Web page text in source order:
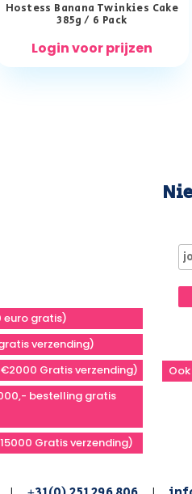
Hostess Banana Twinkies Cake
385g / 6 Pack
Login voor prijzen
euro gratis)
verzending)
Gratis verzending)
bestelling gratis
Gratis verzending)